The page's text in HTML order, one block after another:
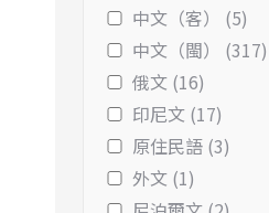
中文（客） (5)
中文（閩） (317)
俄文 (16)
印尼文 (17)
原住民語 (3)
外文 (1)